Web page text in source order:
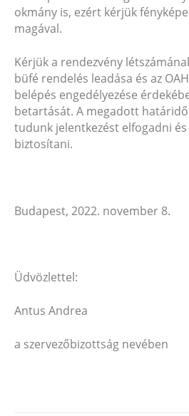
okmány is, ezért kérjük
magával.
Kérjük a rendezvény
büfé rendelés leadása és az
belépés engedélyezése
betartását. A megadott
tudunk jelentkezést elfogadni
biztosítani.
Budapest, 2022. november 8.
Üdvözlettel:
Antus Andrea
a szervezőbizottság nevében